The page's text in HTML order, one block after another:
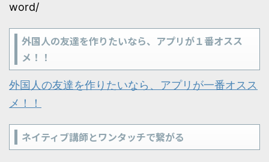
word/
外国人の友達を作りたいなら、アプリが１番オスス
メ！！
外国人の友達を作りたいなら、アプリが一番オスス
メ！！
ネイティブ講師とワンタッチで繋がる